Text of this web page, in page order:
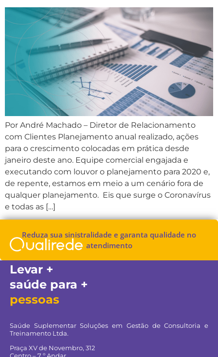
Por André Machado – Diretor de Relacionamento
com Clientes Planejamento anual realizado, ações
para o crescimento colocadas em prática desde
janeiro deste ano. Equipe comercial engajada e
executando com louvor o planejamento para 2020 e,
de repente, estamos em meio a um cenário fora de
qualquer planejamento. Eis que surge o Coronavírus
e todas as […]
Reduza sua sinistralidade e garanta qualidade no
atendimento
Levar +
saúde para +
pessoas
Saúde Suplementar Soluções em Gestão de Consultoria e
Treinamento Ltda.
Praça XV de Novembro, 312